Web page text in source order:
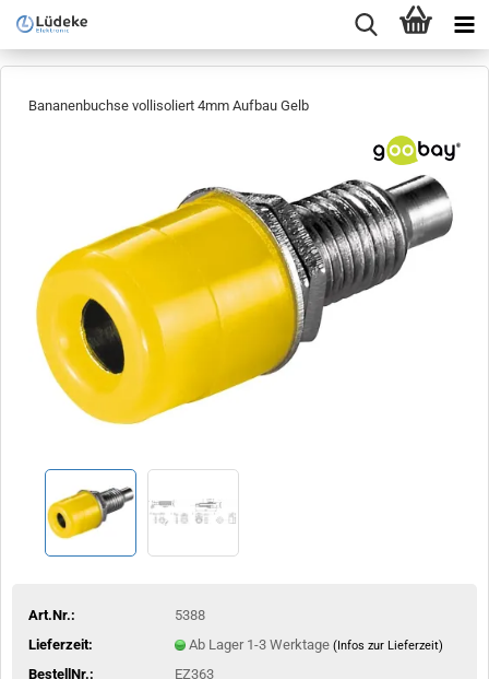
Bananenbuchse vollisoliert 4mm Aufbau Gelb
Art.Nr.:
5388
Lieferzeit:
Ab Lager 1-3 Werktage (Infos zur Lieferzeit)
BestellNr.:
EZ363